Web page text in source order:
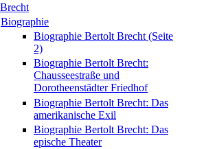
Biographie
Biographie Bertolt Brecht (Seite
2)
Biographie Bertolt Brecht:
Chausseestraße und
Dorotheenstädter Friedhof
Biographie Bertolt Brecht: Das
amerikanische Exil
Biographie Bertolt Brecht: Das
epische Theater